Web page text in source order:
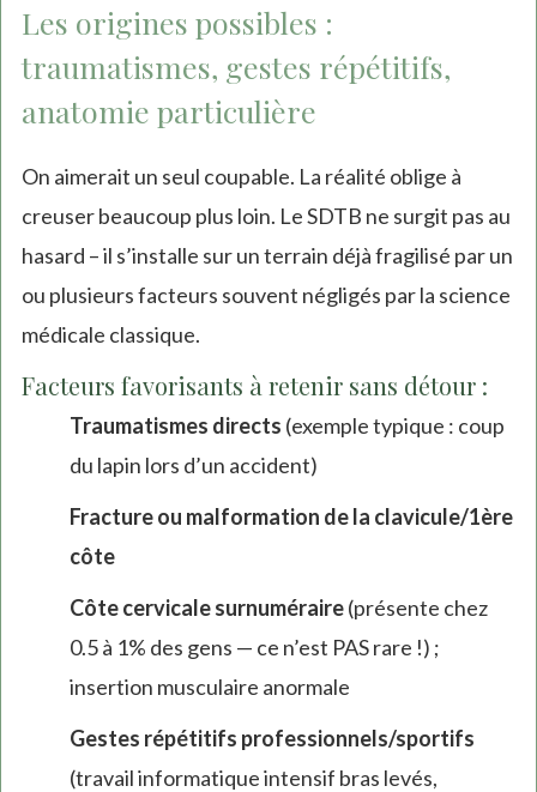
Les origines possibles :
traumatismes, gestes répétitifs,
anatomie particulière
On aimerait un seul coupable. La réalité oblige à
creuser beaucoup plus loin. Le SDTB ne surgit pas au
hasard – il s’installe sur un terrain déjà fragilisé par un
ou plusieurs facteurs souvent négligés par la science
médicale classique.
Facteurs favorisants à retenir sans détour :
Traumatismes directs (exemple typique : coup
du lapin lors d’un accident)
Fracture ou malformation de la clavicule/1ère
côte
Côte cervicale surnuméraire(présente chez
0.5 à 1% des gens — ce n’est PAS rare !) ;
insertion musculaire anormale
Gestes répétitifs professionnels/sportifs
(travail informatique intensif bras levés,